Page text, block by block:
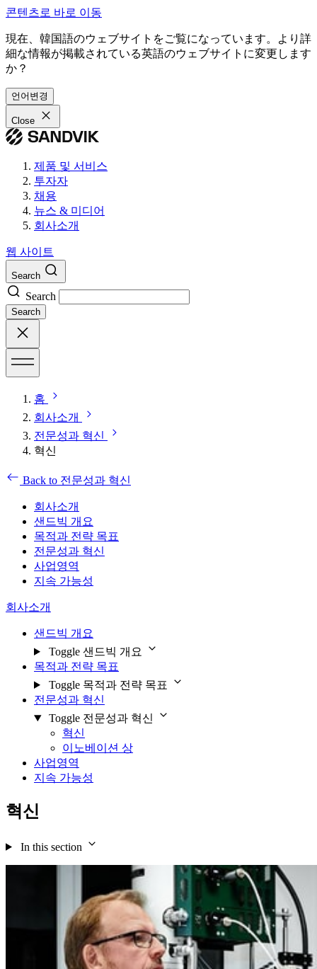
콘텐츠로 바로 이동
現在、韓国語のウェブサイトをご覧になっています。より詳
細な情報が掲載されている英語のウェブサイトに変更します
か？
언어변경
Close
제품 및 서비스
투자자
채용
뉴스 & 미디어
회사소개
웹 사이트
Search
Search
Search
홈
회사소개
전문성과 혁신
혁신
Back to 전문성과 혁신
회사소개
샌드빅 개요
목적과 전략 목표
전문성과 혁신
사업영역
지속 가능성
회사소개
샌드빅 개요
Toggle 샌드빅 개요
목적과 전략 목표
Toggle 목적과 전략 목표
전문성과 혁신
Toggle 전문성과 혁신
혁신
이노베이션 상
사업영역
지속 가능성
혁신
In this section